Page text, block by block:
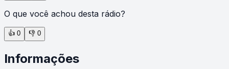
O que você achou desta rádio?
👍 0 👎 0
Informações